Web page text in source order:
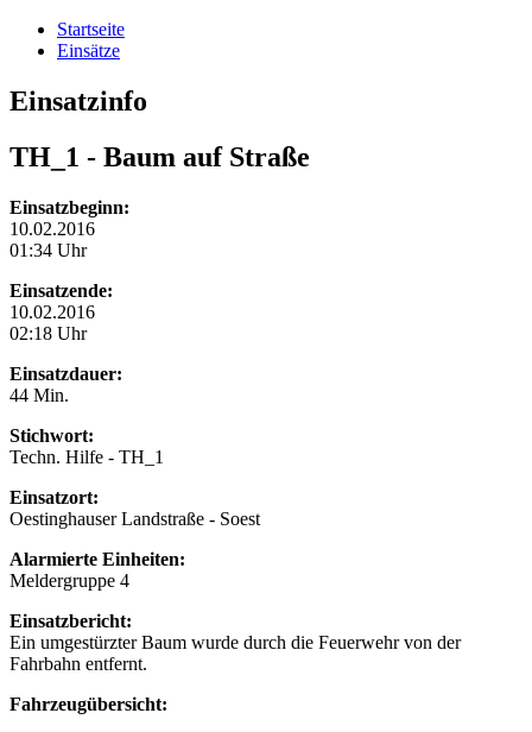
Startseite
Einsätze
Einsatzinfo
TH_1 - Baum auf Straße
Einsatzbeginn:
10.02.2016
01:34 Uhr
Einsatzende:
10.02.2016
02:18 Uhr
Einsatzdauer:
44 Min.
Stichwort:
Techn. Hilfe - TH_1
Einsatzort:
Oestinghauser Landstraße - Soest
Alarmierte Einheiten:
Meldergruppe 4
Einsatzbericht:
Ein umgestürzter Baum wurde durch die Feuerwehr von der
Fahrbahn entfernt.
Fahrzeugübersicht: